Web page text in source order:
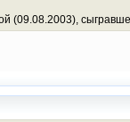
(09.08.2003),